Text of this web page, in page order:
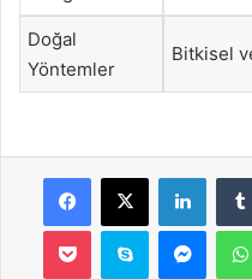
Doğal
Yöntemler
Bitkisel
Facebook
X
Pocket Skype